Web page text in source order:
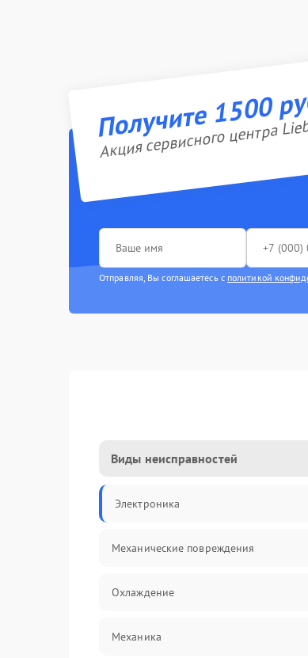
Получите 1500
Акция сервисного центра
Отправляя, Вы соглашаетесь с политикой
Виды неисправностей
Электроника
Механические повреждения
Охлаждение
Механика